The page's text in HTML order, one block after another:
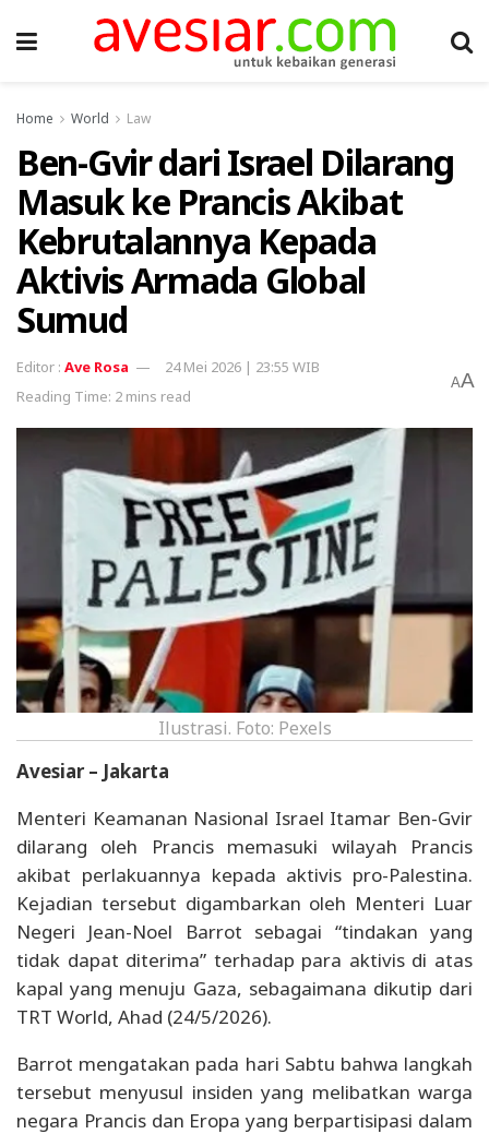
Home World Law
Ben-Gvir dari Israel Dilarang
Masuk ke Prancis Akibat
Kebrutalannya Kepada
Aktivis Armada Global
Sumud
Ave Rosa
24 Mei 2026 | 23:55 WIB
Reading Time: 2 mins read
AA
Ilustrasi. Foto: Pexels
Avesiar – Jakarta
Menteri Keamanan Nasional Israel Itamar Ben-Gvir
dilarang oleh Prancis memasuki wilayah Prancis
akibat perlakuannya kepada aktivis pro-Palestina.
Kejadian tersebut digambarkan oleh Menteri Luar
Negeri Jean-Noel Barrot sebagai “tindakan yang
tidak dapat diterima” terhadap para aktivis di atas
kapal yang menuju Gaza, sebagaimana dikutip dari
TRT World, Ahad (24/5/2026).
Barrot mengatakan pada hari Sabtu bahwa langkah
tersebut menyusul insiden yang melibatkan warga
negara Prancis dan Eropa yang berpartisipasi dalam